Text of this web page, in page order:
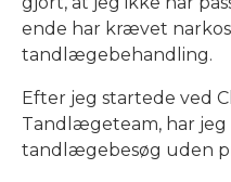
ende har krævet
tandlægebehandling.
Efter jeg startede ved
Tandlægeteam, har jeg
tandlægebesøg uden